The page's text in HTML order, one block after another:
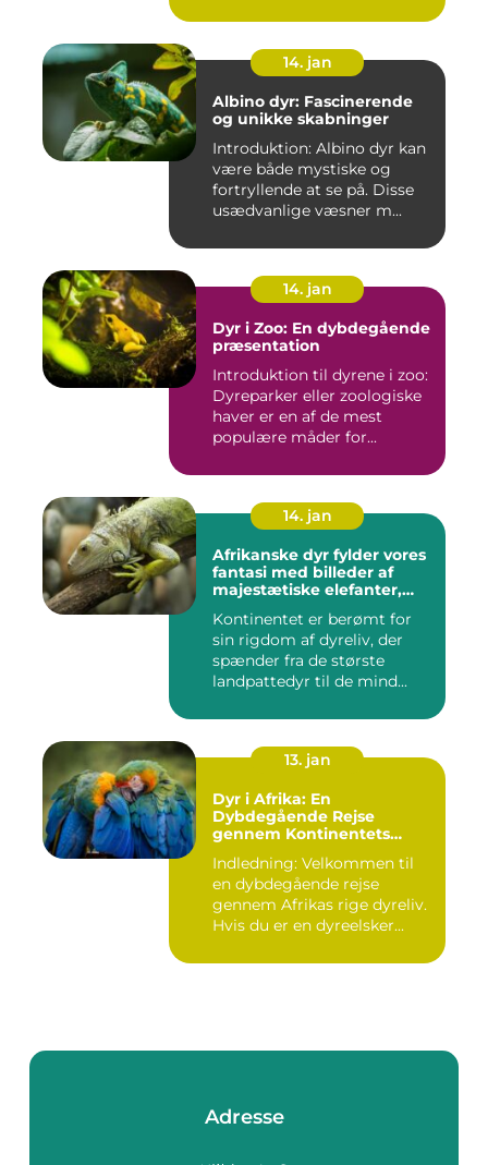
14. jan
Albino dyr: Fascinerende
og unikke skabninger
Introduktion: Albino dyr kan
være både mystiske og
fortryllende at se på. Disse
usædvanlige væsner m...
14. jan
Dyr i Zoo: En dybdegående
præsentation
Introduktion til dyrene i zoo:
Dyreparker eller zoologiske
haver er en af de mest
populære måder for...
14. jan
Afrikanske dyr fylder vores
fantasi med billeder af
majestætiske elefanter,
giraffer
Kontinentet er berømt for
sin rigdom af dyreliv, der
spænder fra de største
landpattedyr til de mind...
13. jan
Dyr i Afrika: En
Dybdegående Rejse
gennem Kontinentets
Indledning: Velkommen til
en dybdegående rejse
gennem Afrikas rige dyreliv.
Hvis du er en dyreelsker...
Adresse